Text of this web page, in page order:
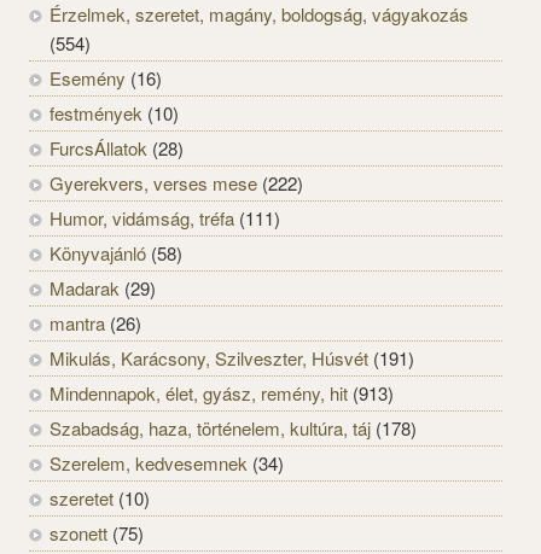
Érzelmek, szeretet, magány, boldogság, vágyakozás
(554)
Esemény (16)
festmények (10)
FurcsÁllatok (28)
Gyerekvers, verses mese (222)
Humor, vidámság, tréfa (111)
Könyvajánló (58)
Madarak (29)
mantra (26)
Mikulás, Karácsony, Szilveszter, Húsvét (191)
Mindennapok, élet, gyász, remény, hit (913)
Szabadság, haza, történelem, kultúra, táj (178)
Szerelem, kedvesemnek (34)
szeretet (10)
szonett (75)